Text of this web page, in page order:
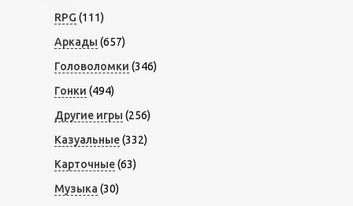
RPG (111)
Аркады (657)
Головоломки (346)
Гонки (494)
Другие игры (256)
Казуальные(332)
Карточные(63)
Музыка (30)